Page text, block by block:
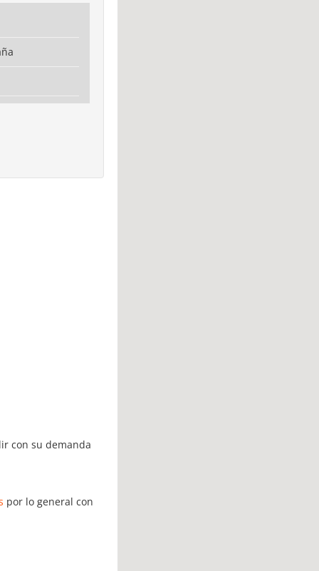
con su demanda
por lo general con